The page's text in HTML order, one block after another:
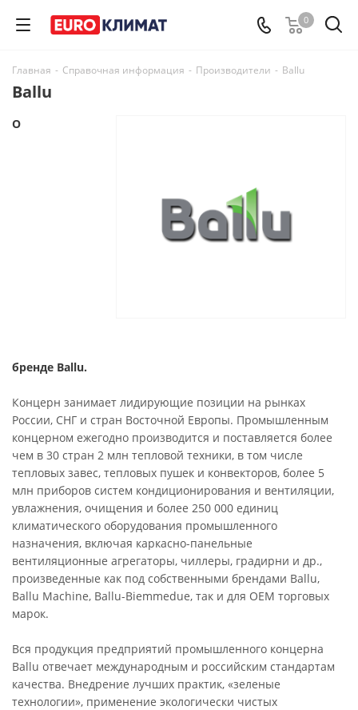
0
Главная - Справочная информация - Производители - Ballu
Ballu
О
бренде Ballu.
Концерн занимает лидирующие позиции на рынках
России, СНГ и стран Восточной Европы. Промышленным
концерном ежегодно производится и поставляется более
чем в 30 стран 2 млн тепловой техники, в том числе
тепловых завес, тепловых пушек и конвекторов, более 5
млн приборов систем кондиционирования и вентиляции,
увлажнения, очищения и более 250 000 единиц
климатического оборудования промышленного
назначения, включая каркасно-панельные
вентиляционные агрегаторы, чиллеры, градирни и др.,
произведенные как под собственными брендами Ballu,
Ballu Machine, Ballu-Biemmedue, так и для OEM торговых
марок.
Вся продукция предприятий промышленного концерна
Ballu отвечает международным и российским стандартам
качества. Внедрение лучших практик, «зеленые
технологии», применение экологически чистых